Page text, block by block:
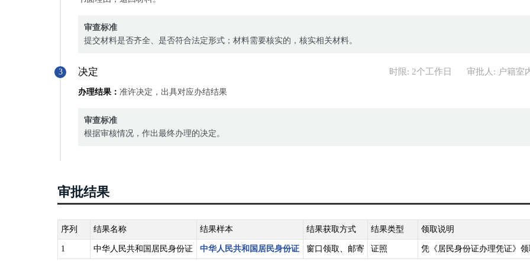
审查标准
提交材料是否齐全、是否符合法定形式；材料需要核实的，核实相关材料。
3 决定 时限: 2个工作日 审批人: 户籍室
办理结果： 准许决定，出具对应办结结果
审查标准
根据审核情况，作出最终办理的决定。
审批结果
序列 结果名称 结果样本 结果获取方式 结果类型 领取说明
1 中华人民共和国居民身份证 中华人民共和国居民身份证 窗口领取、邮寄 证照 凭《居民身份证办理凭证》